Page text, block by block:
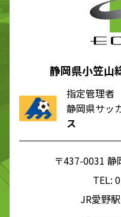
静岡県小笠山
指定管理者
静岡県サッ
ス
〒437-0031
TEL:
JR愛野